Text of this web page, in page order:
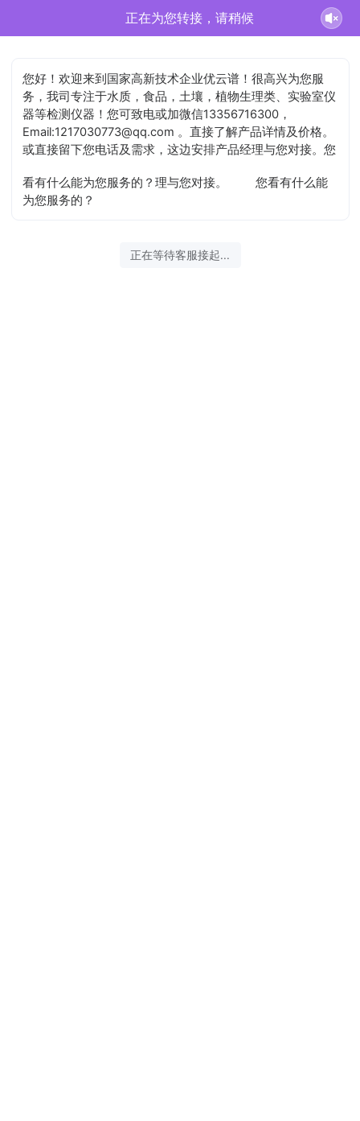
史汶鑫正在为您服务
您好！欢迎来到国家高新技术企业优云谱！很高兴为您服
务，我司专注于水质，食品，土壤，植物生理类、实验室仪
器等检测仪器！您可致电或加微信13356716300，
Email:1217030773@qq.com 。直接了解产品详情及价格。
或直接留下您电话及需求，这边安排产品经理与您对接。您
看有什么能为您服务的？理与您对接。
您看有什么能
为您服务的？
2026-08-09 13:28:54 开始沟通